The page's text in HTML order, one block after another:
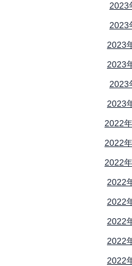
2023
2023
2023
2023
2023
2023
2022
2022
2022
2022
2022
2022
2022
2022